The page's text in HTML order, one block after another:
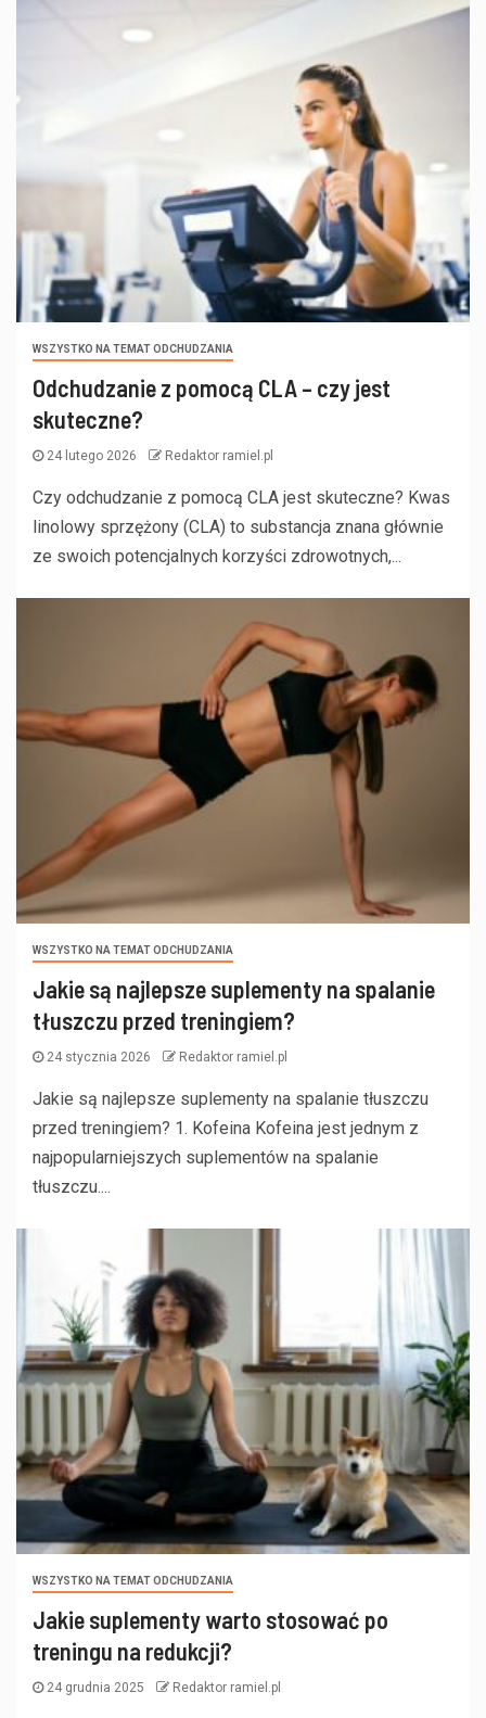
WSZYSTKO NA TEMAT ODCHUDZANIA
Odchudzanie z pomocą CLA – czy jest
skuteczne?
24 lutego 2026 Redaktor ramiel.pl
Czy odchudzanie z pomocą CLA jest skuteczne? Kwas
linolowy sprzężony (CLA) to substancja znana głównie
ze swoich potencjalnych korzyści zdrowotnych,...
WSZYSTKO NA TEMAT ODCHUDZANIA
Jakie są najlepsze suplementy na spalanie
tłuszczu przed treningiem?
24 stycznia 2026 Redaktor ramiel.pl
Jakie są najlepsze suplementy na spalanie tłuszczu
przed treningiem? 1. Kofeina Kofeina jest jednym z
najpopularniejszych suplementów na spalanie
tłuszczu....
WSZYSTKO NA TEMAT ODCHUDZANIA
Jakie suplementy warto stosować po
treningu na redukcji?
24 grudnia 2025 Redaktor ramiel.pl